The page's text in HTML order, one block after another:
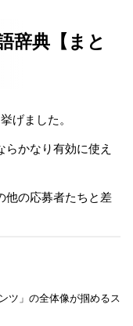
辞典【まと
げました。
かなり有効に使え
他の応募者たちと差
ツ」の全体像が掴めるス